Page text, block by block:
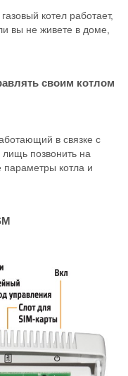
котел работает,
вы не живете в доме,
своим котлом
в связке с
позвонить на
параметры котла и